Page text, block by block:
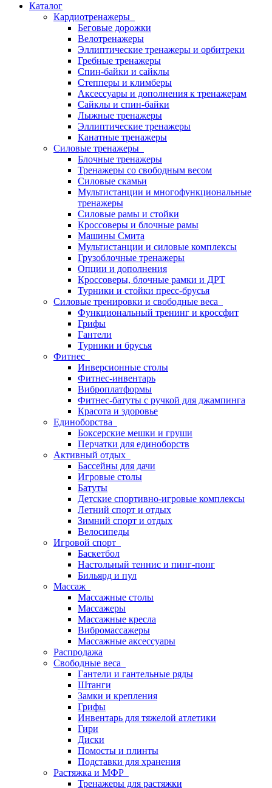
Каталог
Кардиотренажеры
Беговые дорожки
Велотренажеры
Эллиптические тренажеры и орбитреки
Гребные тренажеры
Спин-байки и сайклы
Степперы и климберы
Аксессуары и дополнения к тренажерам
Сайклы и спин-байки
Лыжные тренажеры
Эллиптические тренажеры
Канатные тренажеры
Силовые тренажеры
Блочные тренажеры
Тренажеры со свободным весом
Силовые скамьи
Мультистанции и многофункциональные
тренажеры
Силовые рамы и стойки
Кроссоверы и блочные рамы
Машины Смита
Мультистанции и силовые комплексы
Грузоблочные тренажеры
Опции и дополнения
Кроссоверы, блочные рамки и ДРТ
Турники и стойки пресс-брусья
Силовые тренировки и свободные веса
Функциональный тренинг и кроссфит
Грифы
Гантели
Турники и брусья
Фитнес
Инверсионные столы
Фитнес-инвентарь
Виброплатформы
Фитнес-батуты с ручкой для джампинга
Красота и здоровье
Единоборства
Боксерские мешки и груши
Перчатки для единоборств
Активный отдых
Бассейны для дачи
Игровые столы
Батуты
Детские спортивно-игровые комплексы
Летний спорт и отдых
Зимний спорт и отдых
Велосипеды
Игровой спорт
Баскетбол
Настольный теннис и пинг-понг
Бильярд и пул
Массаж
Массажные столы
Массажеры
Массажные кресла
Вибромассажеры
Массажные аксессуары
Распродажа
Свободные веса
Гантели и гантельные ряды
Штанги
Замки и крепления
Грифы
Инвентарь для тяжелой атлетики
Гири
Диски
Помосты и плинты
Подставки для хранения
Растяжка и МФР
Тренажеры для растяжки